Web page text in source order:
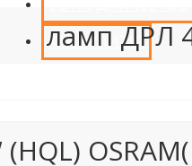
КАК КУПИТЬ?
ламп ДРЛ